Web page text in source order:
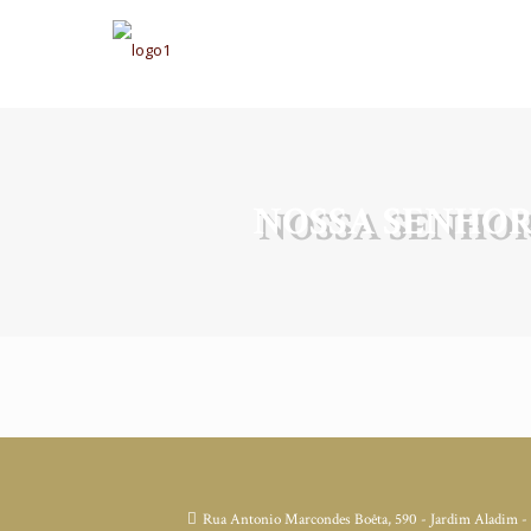
NOSSA
Rua Antonio Marcondes Boêta, 590 - Jardim Aladim -